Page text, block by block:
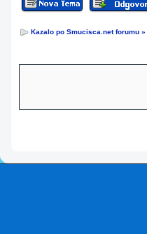
Kazalo po Smucisca.net forumu »